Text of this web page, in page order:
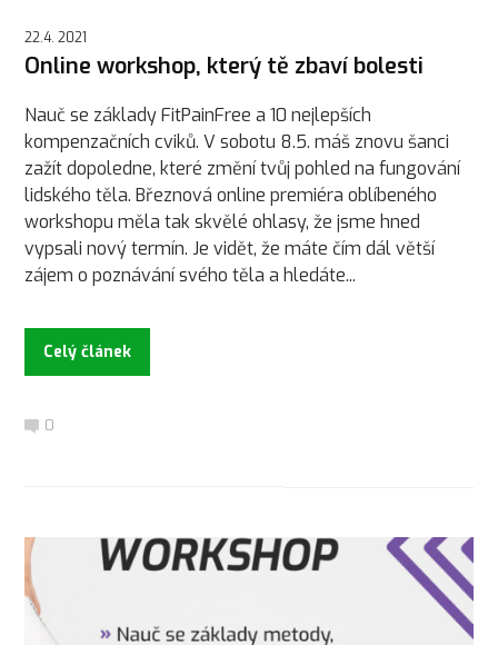
22.4. 2021
Online workshop, který tě zbaví bolesti
Nauč se základy FitPainFree a 10 nejlepších
kompenzačních cviků. V sobotu 8.5. máš znovu šanci
zažít dopoledne, které změní tvůj pohled na fungování
lidského těla. Březnová online premiéra oblíbeného
workshopu měla tak skvělé ohlasy, že jsme hned
vypsali nový termín. Je vidět, že máte čím dál větší
zájem o poznávání svého těla a hledáte...
Celý článek
0